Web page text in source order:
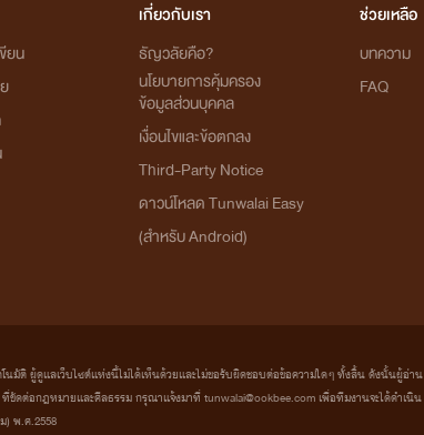
"ถ้าอยากได้คนเปย์ ก็เซมาหาผมสิครับ :)"
❖❖❖❖❖❖❖❖❖❖❖❖
เรื่องแรกนะ ติได้เสมอค่ะ
ยน
เกี่ยวกับเรา
ธัญวลัยคือ?
นโยบายการคุ้มครอง
ข้อมูลส่วนบุคคล
เงื่อนไขและข้อตกลง
Third-Party Notice
ดาวน์โหลด Tunwalai Easy
(สำหรับ Android)
ช่วยเหลือ
บทความ
FAQ
นมัติ ผู้ดูแลเว็บไซต์แห่งนี้ไม่ได้เห็นด้วยและไม่ขอรับผิดชอบต่อข้อความใดๆ ทั้งสิ้น ดังนั้นผู้อ่าน
ต่อกฎหมายและศีลธรรม กรุณาแจ้งมาที่ tunwalai@ookbee.com เพื่อทีมงานจะได้ดำเนิน
) พ.ศ.2558